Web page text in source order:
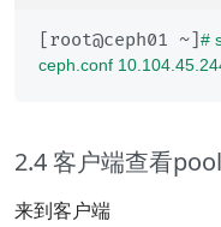
[root@ceph01 ~] #
ceph.conf
2.4 客户端查看pool
来到客户端